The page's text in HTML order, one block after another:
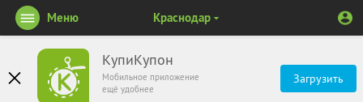
КупиКупон
Мобильное приложение
ещё удобнее
Загрузить
Меню Краснодар